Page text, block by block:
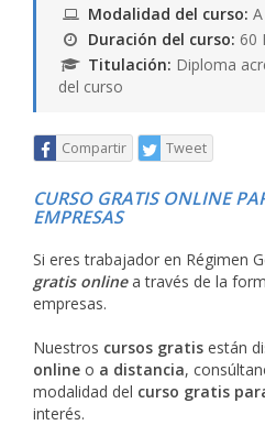
Modalidad del curso:
Duración del curso: 60
Titulación: Diploma
del curso
Compartir Tweet
CURSO GRATIS ONLINE
EMPRESAS
Si eres trabajador en Régimen
gratis onlinea través de la
empresas.
Nuestros cursos gratis están
online o a distancia,
modalidad del curso gratis
interés.